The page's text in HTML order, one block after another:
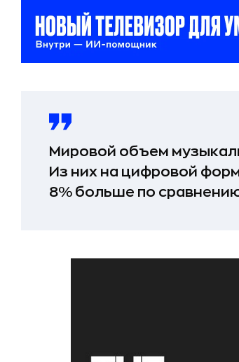
Мировой объем
Из них на цифровой
8% больше по сравнению